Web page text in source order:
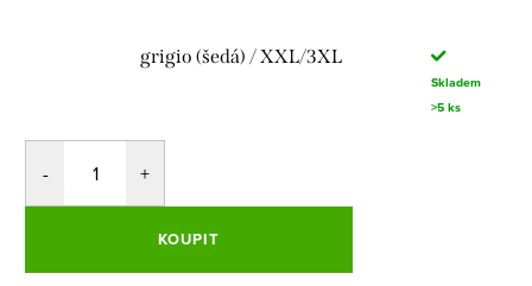
grigio (šedá) / XXL/3XL
Skladem
>5 ks
KOUPIT